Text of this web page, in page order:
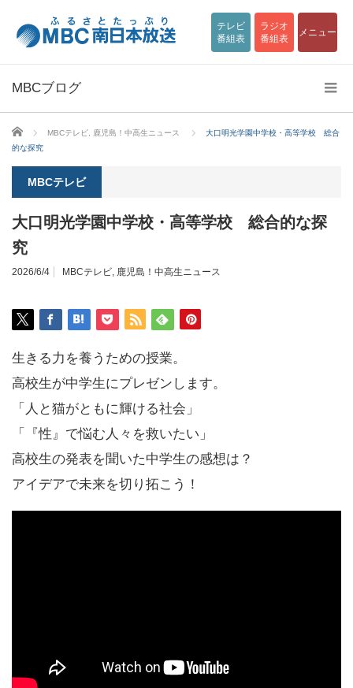
テレビ
番組表
ラジオ
番組表
メニュー
MBCブログ
ホーム MBCテレビ 鹿児島！中高生ニュース
大口明光学園中学校・高等学校 総合
的な探究
MBCテレビ
大口明光学園中学校・高等学校 総合的な探
究
2026/6/4 MBCテレビ, 鹿児島！中高生ニュース
生きる力を養うための授業。
高校生が中学生にプレゼンします。
「人と猫がともに輝ける社会」
「『性』で悩む人々を救いたい」
高校生の発表を聞いた中学生の感想は？
アイデアで未来を切り拓こう！